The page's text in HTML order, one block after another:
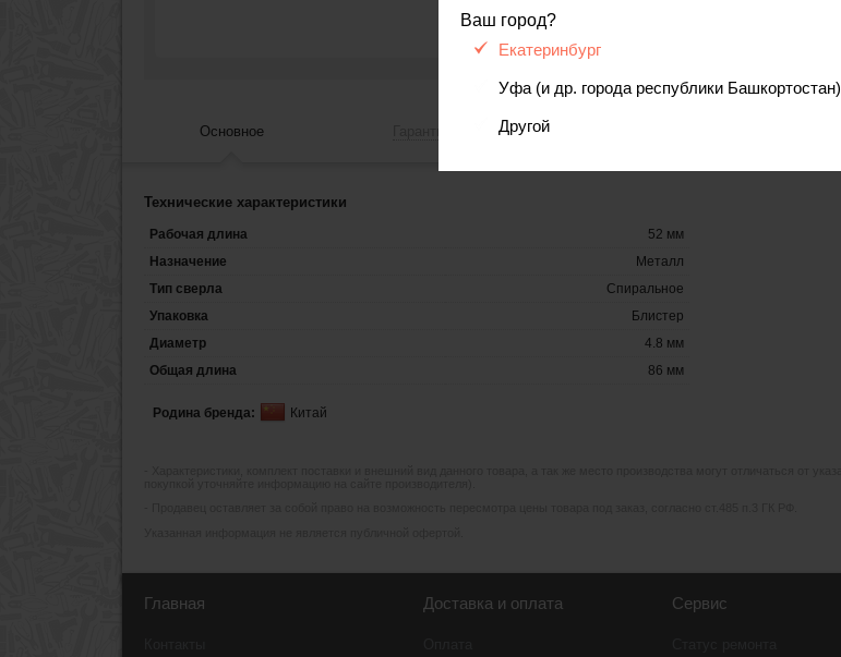
Ваш город?
Екатеринбург
Уфа (и др. города республики Башкортостан)
Другой
Основное Гарантия, сервис
Технические характеристики
Рабочая длина
52 мм
Назначение
Металл
Тип сверла
Спиральное
Упаковка
Блистер
Диаметр
4.8 мм
Общая длина
86 мм
Родина бренда: Китай
Главная Доставка и оплата Сервис